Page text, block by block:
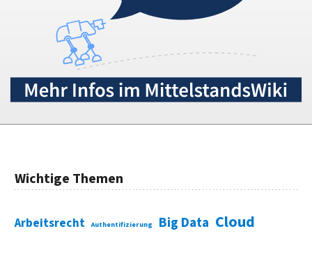
Wichtige Themen
Arbeitsrecht Authentifizierung Big Data Cloud